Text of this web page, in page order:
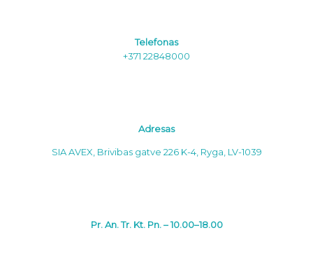
Telefonas
+371 22848000
Adresas
SIA AVEX, Brivibas gatve 226 K-4, Ryga, LV-1039
Pr. An. Tr. Kt. Pn. – 10.00–18.00